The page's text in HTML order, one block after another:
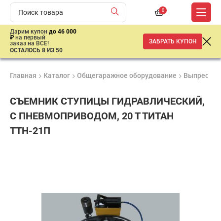
0
Дарим купон до 46 000
₽ на первый
заказ на ВСЕ!
ОСТАЛОСЬ 8 ИЗ 50
ЗАБРАТЬ КУПОН
Главная Каталог Общегаражное оборудование
СЪЕМНИК СТУПИЦЫ ГИДРАВЛИЧЕСКИЙ,
С ПНЕВМОПРИВОДОМ, 20 Т ТИТАН
ТТН-21П